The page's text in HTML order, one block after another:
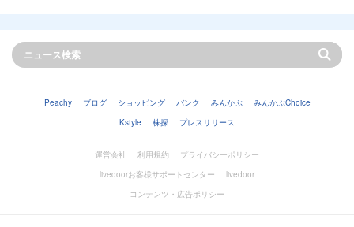
Peachy ブログ ショッピング バンク みんかぶ
みんかぶChoice
Kstyle
株探 プレスリリース
運営会社 利用規約
プライバシーポリシー
livedoorお客様サポートセンター
livedoor
コンテンツ・広告ポリシー